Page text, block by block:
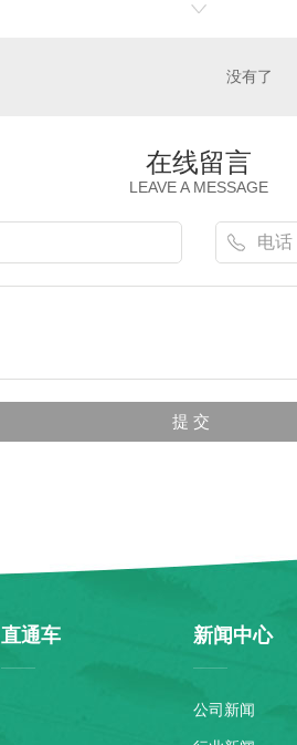
没有了
在线留言
LEAVE A MESSAGE
直通车 新闻中心
公司新闻